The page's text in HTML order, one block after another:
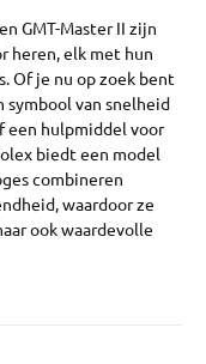
GMT-Master II zijn
heren, elk met hun
Of je nu op zoek bent
symbool van snelheid
een hulpmiddel voor
biedt een model
combineren
waardoor ze
ook waardevolle